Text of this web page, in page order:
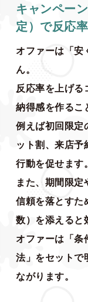
キャンペー
定）で反応
オファーは「安
ん。
反応率を上げる
納得感を作るこ
例えば初回限定
ット割、来店予
行動を促せます。
また、期間限定
信頼を落とすた
数）を添えると
オファーは「条
法」をセットで
ながります。